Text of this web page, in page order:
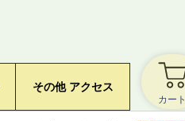
その他 アクセス
カート